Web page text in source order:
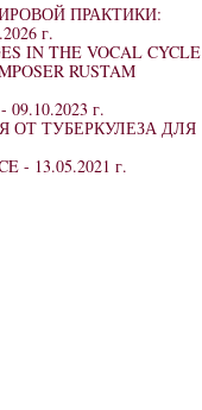
ПРАКТИКИ:
г.
IN THE VOCAL CYCLE
RUSTAM
09.10.2023 г.
ТУБЕРКУЛЕЗА ДЛЯ
- 13.05.2021 г.